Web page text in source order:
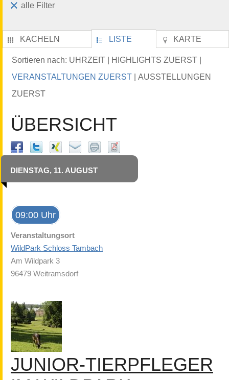
alle Filter
KACHELN LISTE KARTE
Sortieren nach: UHRZEIT HIGHLIGHTS ZUERST
VERANSTALTUNGEN ZUERST
AUSSTELLUNGEN
ZUERST
ÜBERSICHT
DIENSTAG, 11. AUGUST
09:00 Uhr
Veranstaltungsort
WildPark Schloss Tambach
Am Wildpark 3
96479 Weitramsdorf
JUNIOR-TIERPFLEGER